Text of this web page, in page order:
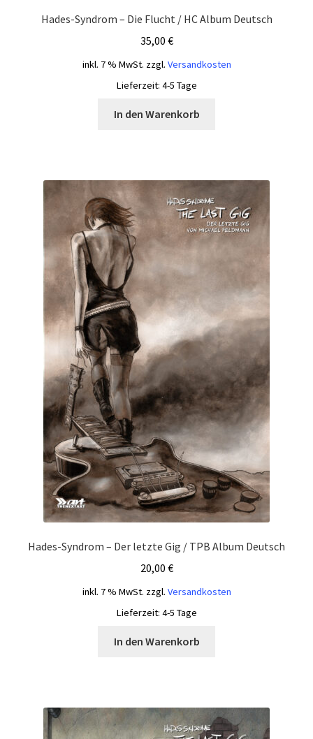
Hades-Syndrom – Die Flucht / HC Album Deutsch
35,00 €
inkl. 7 % MwSt. zzgl. Versandkosten
Lieferzeit: 4-5 Tage
In den Warenkorb
Hades-Syndrom – Der letzte Gig / TPB Album Deutsch
20,00 €
inkl. 7 % MwSt. zzgl. Versandkosten
Lieferzeit: 4-5 Tage
In den Warenkorb